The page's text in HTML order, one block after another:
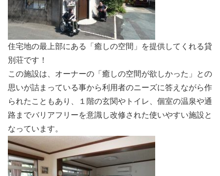
住宅地の最上部にある「癒しの空間」を提供してくれる貸
別荘です！
この施設は、オーナーの「癒しの空間が欲しかった」との
思いが詰まっている事から利用者のニーズに答えながら作
られたこともあり、１階の玄関やトイレ、個室の温泉や通
路までバリアフリーを意識し改修された使いやすい施設と
なっています。